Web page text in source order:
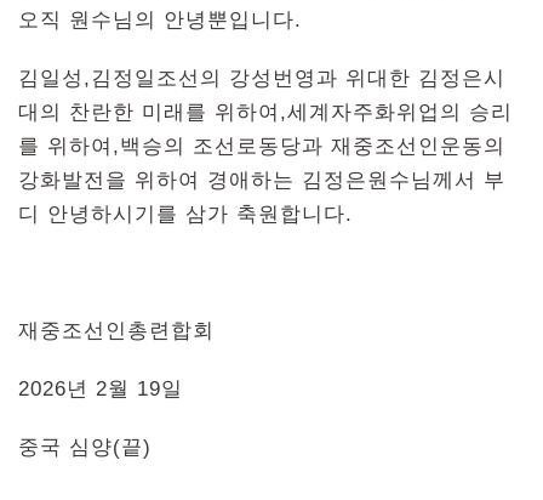
오직 원수님의 안녕뿐입니다.
김일성,김정일조선의 강성번영과 위대한 김정은시
대의 찬란한 미래를 위하여,세계자주화위업의 승리
를 위하여,백승의 조선로동당과 재중조선인운동의
강화발전을 위하여 경애하는 김정은원수님께서 부
디 안녕하시기를 삼가 축원합니다.
재중조선인총련합회
2026년 2월 19일
중국 심양(끝)